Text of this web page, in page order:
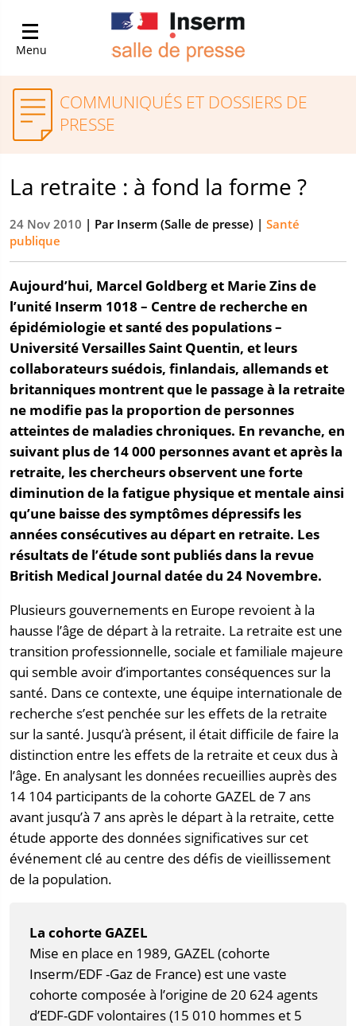
Menu
COMMUNIQUÉS ET DOSSIERS DE
PRESSE
La retraite : à fond la forme ?
24 Nov 2010 | ParInserm (Salle de presse) | Santé
publique
Aujourd’hui, Marcel Goldberg et Marie Zins de
l’unité Inserm 1018 – Centre de recherche en
épidémiologie et santé des populations –
Université Versailles Saint Quentin, et leurs
collaborateurs suédois, finlandais, allemands et
britanniques montrent que le passage à la retraite
ne modifie pas la proportion de personnes
atteintes de maladies chroniques. En revanche, en
suivant plus de 14 000 personnes avant et après la
retraite, les chercheurs observent une forte
diminution de la fatigue physique et mentale ainsi
qu’une baisse des symptômes dépressifs les
années consécutives au départ en retraite. Les
résultats de l’étude sont publiés dans la revue
British Medical Journal datée du 24 Novembre.
Plusieurs gouvernements en Europe revoient à la
hausse l’âge de départ à la retraite. La retraite est une
transition professionnelle, sociale et familiale majeure
qui semble avoir d’importantes conséquences sur la
santé. Dans ce contexte, une équipe internationale de
recherche s’est penchée sur les effets de la retraite
sur la santé. Jusqu’à présent, il était difficile de faire la
distinction entre les effets de la retraite et ceux dus à
l’âge. En analysant les données recueillies auprès des
14 104 participants de la cohorte GAZEL de 7 ans
avant jusqu’à 7 ans après le départ à la retraite, cette
étude apporte des données significatives sur cet
événement clé au centre des défis de vieillissement
de la population.
La cohorte GAZEL
Mise en place en 1989, GAZEL (cohorte
Inserm/EDF -Gaz de France) est une vaste
cohorte composée à l’origine de 20 624 agents
d’EDF-GDF volontaires (15 010 hommes et 5